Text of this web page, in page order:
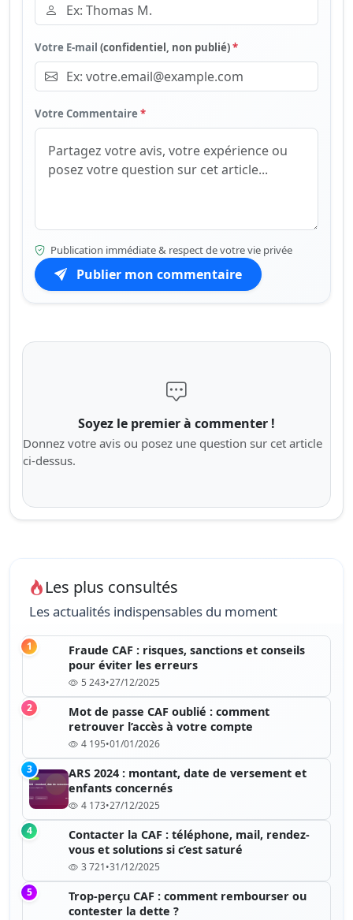
Votre E-mail (confidentiel, non publié)*
Votre Commentaire *
Publication immédiate & respect de votre vie privée
Publier mon commentaire
Soyez le premier à commenter !
Donnez votre avis ou posez une question sur cet article
ci-dessus.
Les plus consultés
Les actualités indispensables du moment
1
Fraude CAF : risques, sanctions et conseils
pour éviter les erreurs
5 243•27/12/2025
2
Mot de passe CAF oublié : comment
retrouver l’accès à votre compte
4 195•01/01/2026
3
ARS 2024 : montant, date de versement et
enfants concernés
4 173•27/12/2025
4
Contacter la CAF : téléphone, mail, rendez-
vous et solutions si c’est saturé
3 721•31/12/2025
5
Trop-perçu CAF : comment rembourser ou
contester la dette ?